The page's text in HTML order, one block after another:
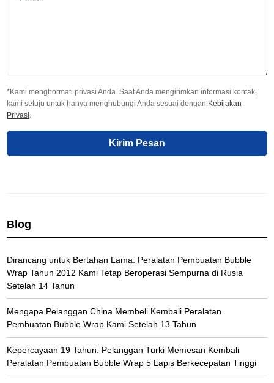
*Kami menghormati privasi Anda. Saat Anda mengirimkan informasi kontak,
kami setuju untuk hanya menghubungi Anda sesuai dengan Kebijakan
Privasi.
Kirim Pesan
Blog
Dirancang untuk Bertahan Lama: Peralatan Pembuatan Bubble
Wrap Tahun 2012 Kami Tetap Beroperasi Sempurna di Rusia
Setelah 14 Tahun
Mengapa Pelanggan China Membeli Kembali Peralatan
Pembuatan Bubble Wrap Kami Setelah 13 Tahun
Kepercayaan 19 Tahun: Pelanggan Turki Memesan Kembali
Peralatan Pembuatan Bubble Wrap 5 Lapis Berkecepatan Tinggi